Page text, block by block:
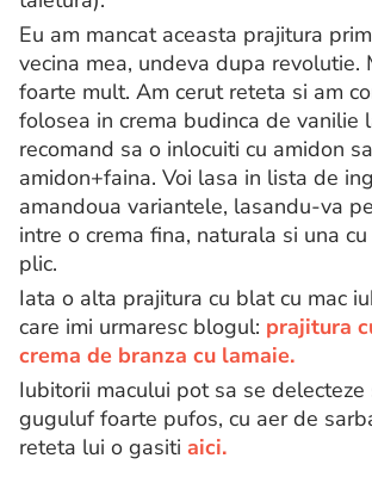
Eu am mancat aceasta prajitura
vecina mea, undeva dupa revolutie.
foarte mult. Am cerut reteta si am
folosea in crema budinca de vanilie
recomand sa o inlocuiti cu amidon
amidon+faina. Voi lasa in lista de
amandoua variantele, lasandu-va
intre o crema fina, naturala si una
plic.
Iata o alta prajitura cu blat cu mac
care imi urmaresc blogul: prajitura
crema de branza cu lamaie.
Iubitorii macului pot sa se delecteze
guguluf foarte pufos, cu aer de
reteta lui o gasiti aici.